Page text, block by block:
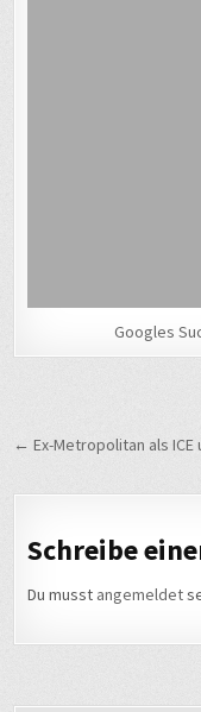
Googles
← Ex-Metropolitan als
Schreibe
Du musst angemeldet